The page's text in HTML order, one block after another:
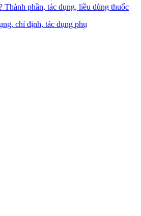
Thành phần, tác dụng, liều dùng thuốc
chỉ định, tác dụng phụ